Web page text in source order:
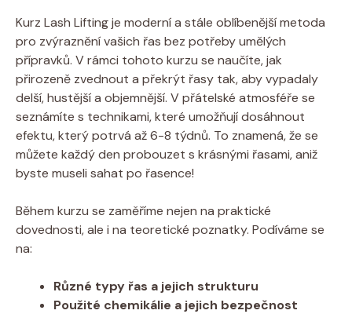
Kurz Lash Lifting je moderní a stále oblíbenější metoda
pro zvýraznění vašich řas bez potřeby umělých
přípravků. V rámci tohoto kurzu se naučíte, jak
přirozeně zvednout a překrýt řasy tak, aby vypadaly
delší, hustější a objemnější. V přátelské atmosféře se
seznámíte s technikami, které umožňují dosáhnout
efektu, který potrvá až 6-8 týdnů. To znamená, že se
můžete každý den probouzet s krásnými řasami, aniž
byste museli sahat po řasence!
Během kurzu se zaměříme nejen na praktické
dovednosti, ale i na teoretické poznatky. Podíváme se
na:
Různé typy řas a jejich strukturu
Použité chemikálie a jejich bezpečnost